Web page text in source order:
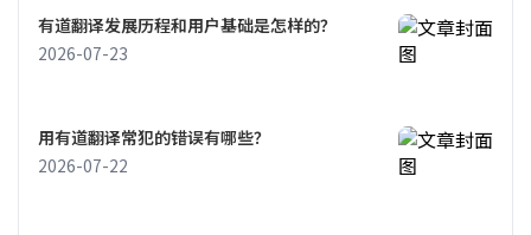
有道翻译发展历程和用户基础是怎样的？
2026-07-23
用有道翻译常犯的错误有哪些？
2026-07-22